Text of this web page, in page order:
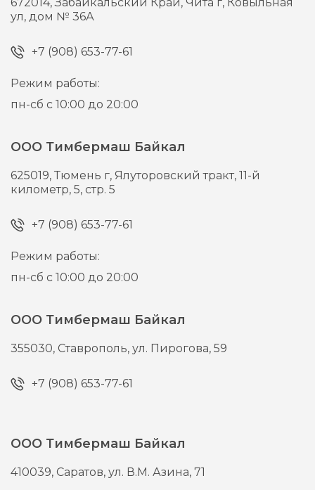
ул, дом № 36А
+7 (908) 653-77-61
Режим работы:
пн-сб с 10:00 до 20:00
ООО Тимбермаш Байкал
625019,Тюмень г, Ялуторовский тракт, 11-й
километр, 5, стр. 5
+7 (908) 653-77-61
Режим работы:
пн-сб с 10:00 до 20:00
ООО Тимбермаш Байкал
355030, Ставрополь,ул. Пирогова, 59
+7 (908) 653-77-61
ООО Тимбермаш Байкал
410039, Саратов,ул. В.М. Азина, 71